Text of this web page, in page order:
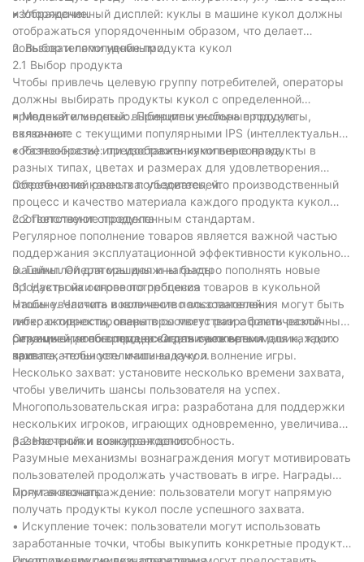
изображение.
• Упорядоченный дисплей: куклы в машине кукол должны
отображаться упорядоченным образом, что делает
пользователями удобными.
2. Выбор и пополнение продукта кукол
2.1 Выбор продукта
Чтобы привлечь целевую группу потребителей, операторы
должны выбирать продукты кукол с определенной
привлекательностью. Принципы выбора продукта
включают:
• Модный и модный: выберите кукольные продукты,
связанные с текущими популярными IPS (интеллектуальная
собственность) или изображениями персонажа.
• Разнообразие: предоставить кукольные продукты в
разных типах, цветах и размерах для удовлетворения
потребностей разных пользователей.
Обеспечение качества: убедитесь, что производственный
процесс и качество материала каждого продукта кукол
соответствуют определенным стандартам.
2.2 Пополнение продукта
Регулярное пополнение товаров является важной частью
поддержания эксплуатационной эффективности кукольной
машины. Операторы должны быстро пополнять новые
продукты на основе потребления товаров в кукольной
машине. Частота и количество восстановления могут быть
гибко скорректированы в соответствии с фактической
ситуацией, чтобы поддерживать свежесть и
привлекательность машины кукол.
3. Геймплей для машины и награды
3.1 Настройки игрового процесса
Чтобы увеличить вовлечение пользователей и
интерактивность, операторы могут разработать различные
режимы игрового процесса для кукольных машин, таких
как:
Ограничение по времени: Ограничьте время для каждого
захвата, чтобы увеличить задачу и волнение игры.
Несколько захват: установите несколько времени захвата,
чтобы увеличить шансы пользователя на успех.
Многопользовательская игра: разработана для поддержки
нескольких игроков, играющих одновременно, увеличивая
развлечения и конкурентоспособность.
3.2 Настройки вознаграждения
Разумные механизмы вознаграждения могут мотивировать
пользователей продолжать участвовать в игре. Награды
могут включать:
Прямая вознаграждение: пользователи могут напрямую
получать продукты кукол после успешного захвата.
• Искупление точек: пользователи могут использовать
заработанные точки, чтобы выкупить конкретные продукты